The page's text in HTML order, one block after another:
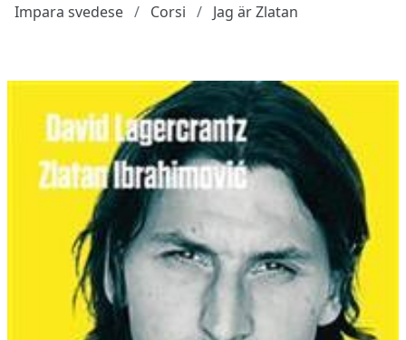
Impara svedese Corsi Jag är Zlatan